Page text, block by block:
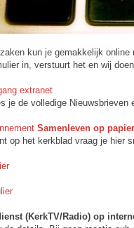
kun je gemakkelijk
in, verstuurt het en wij
extranet
je de volledige Nieuwsbrieven
Samenleven op papier
op het kerkblad vraag je hier
(KerkTV/Radio) op